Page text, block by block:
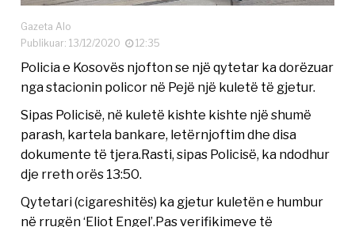
Gazeta Alo
Publikuar: 13/12/2020
12:35
Policia e Kosovës njofton se një qytetar ka dorëzuar
nga stacionin policor në Pejë një kuletë të gjetur.
Sipas Policisë, në kuletë kishte kishte një shumë
parash, kartela bankare, letërnjoftim dhe disa
dokumente të tjera.Rasti, sipas Policisë, ka ndodhur
dje rreth orës 13:50.
Qytetari (cigareshitёs) ka gjetur kuletёn e humbur
nё rrugёn ‘Eliot Engel’.Pas verifikimeve të